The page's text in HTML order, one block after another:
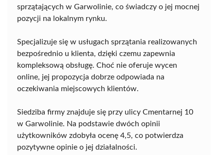
sprzątających w Garwolinie, co świadczy o jej mocnej
pozycji na lokalnym rynku.
Specjalizuje się w usługach sprzątania realizowanych
bezpośrednio u klienta, dzięki czemu zapewnia
kompleksową obsługę. Choć nie oferuje wycen
online, jej propozycja dobrze odpowiada na
oczekiwania miejscowych klientów.
Siedziba firmy znajduje się przy ulicy Cmentarnej 10
w Garwolinie. Na podstawie dwóch opinii
użytkowników zdobyła ocenę 4,5, co potwierdza
pozytywne opinie o jej działalności.